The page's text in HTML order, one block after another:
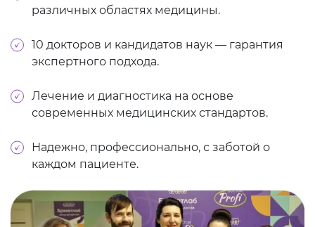
различных областях медицины.
10 докторов и кандидатов наук — гарантия
экспертного подхода.
Лечение и диагностика на основе
современных медицинских стандартов.
Надежно, профессионально, с заботой о
каждом пациенте.